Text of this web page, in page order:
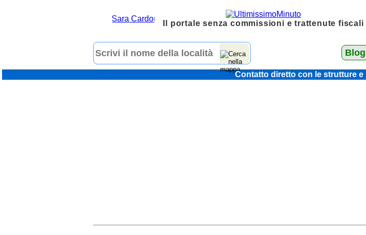
Il portale senza commissioni e trattenute fiscali
Blog
Contatto diretto con le strutture